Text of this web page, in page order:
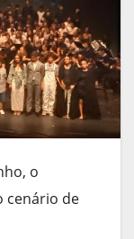
o
cenário de